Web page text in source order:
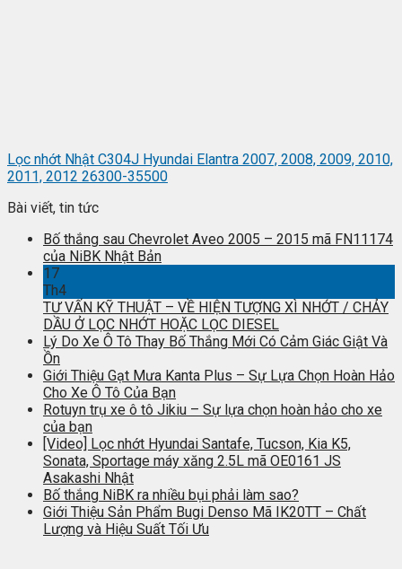
Lọc nhớt Nhật C304J Hyundai Elantra 2007, 2008, 2009, 2010,
2011, 2012 26300-35500
Bài viết, tin tức
Bố thắng sau Chevrolet Aveo 2005 – 2015 mã FN11174
của NiBK Nhật Bản
17
Th4
TƯ VẤN KỸ THUẬT – VỀ HIỆN TƯỢNG XÌ NHỚT / CHẢY
DẦU Ở LỌC NHỚT HOẶC LỌC DIESEL
Lý Do Xe Ô Tô Thay Bố Thắng Mới Có Cảm Giác Giật Và
Ồn
Giới Thiệu Gạt Mưa Kanta Plus – Sự Lựa Chọn Hoàn Hảo
Cho Xe Ô Tô Của Bạn
Rotuyn trụ xe ô tô Jikiu – Sự lựa chọn hoàn hảo cho xe
của bạn
[Video] Lọc nhớt Hyundai Santafe, Tucson, Kia K5,
Sonata, Sportage máy xăng 2.5L mã OE0161 JS
Asakashi Nhật
Bố thắng NiBK ra nhiều bụi phải làm sao?
Giới Thiệu Sản Phẩm Bugi Denso Mã IK20TT – Chất
Lượng và Hiệu Suất Tối Ưu